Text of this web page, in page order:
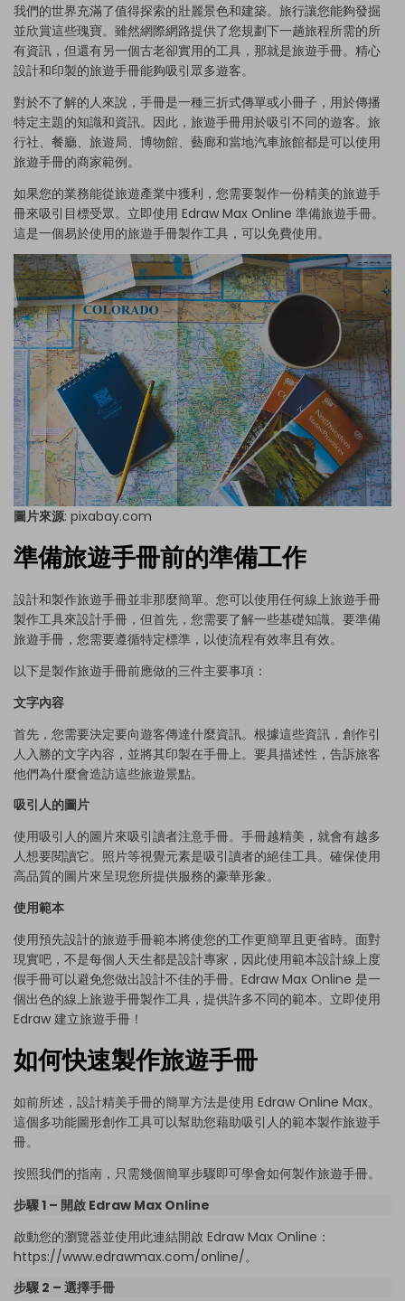
我們的世界充滿了值得探索的壯麗景色和建築。旅行讓您能夠發掘
並欣賞這些瑰寶。雖然網際網路提供了您規劃下一趟旅程所需的所
有資訊，但還有另一個古老卻實用的工具，那就是旅遊手冊。精心
設計和印製的旅遊手冊能夠吸引眾多遊客。
對於不了解的人來說，手冊是一種三折式傳單或小冊子，用於傳播
特定主題的知識和資訊。因此，旅遊手冊用於吸引不同的遊客。旅
行社、餐廳、旅遊局、博物館、藝廊和當地汽車旅館都是可以使用
旅遊手冊的商家範例。
如果您的業務能從旅遊產業中獲利，您需要製作一份精美的旅遊手
冊來吸引目標受眾。立即使用 Edraw Max Online 準備旅遊手冊。
這是一個易於使用的旅遊手冊製作工具，可以免費使用。
圖片來源: pixabay.com
準備旅遊手冊前的準備工作
設計和製作旅遊手冊並非那麼簡單。您可以使用任何線上旅遊手冊
製作工具來設計手冊，但首先，您需要了解一些基礎知識。要準備
旅遊手冊，您需要遵循特定標準，以使流程有效率且有效。
以下是製作旅遊手冊前應做的三件主要事項：
文字內容
首先，您需要決定要向遊客傳達什麼資訊。根據這些資訊，創作引
人入勝的文字內容，並將其印製在手冊上。要具描述性，告訴旅客
他們為什麼會造訪這些旅遊景點。
吸引人的圖片
使用吸引人的圖片來吸引讀者注意手冊。手冊越精美，就會有越多
人想要閱讀它。照片等視覺元素是吸引讀者的絕佳工具。確保使用
高品質的圖片來呈現您所提供服務的豪華形象。
使用範本
使用預先設計的旅遊手冊範本將使您的工作更簡單且更省時。面對
現實吧，不是每個人天生都是設計專家，因此使用範本設計線上度
假手冊可以避免您做出設計不佳的手冊。Edraw Max Online 是一
個出色的線上旅遊手冊製作工具，提供許多不同的範本。立即使用
Edraw 建立旅遊手冊！
如何快速製作旅遊手冊
如前所述，設計精美手冊的簡單方法是使用 Edraw Online Max。
這個多功能圖形創作工具可以幫助您藉助吸引人的範本製作旅遊手
冊。
按照我們的指南，只需幾個簡單步驟即可學會如何製作旅遊手冊。
步驟 1 – 開啟 Edraw Max Online
啟動您的瀏覽器並使用此連結開啟 Edraw Max Online：
https://www.edrawmax.com/online/。
步驟 2 – 選擇手冊